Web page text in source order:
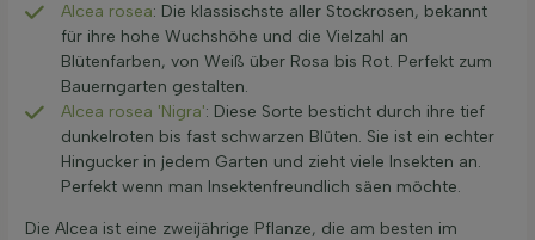
Alcea rosea: Die klassischste aller Stockrosen, bekannt
für ihre hohe Wuchshöhe und die Vielzahl an
Blütenfarben, von Weiß über Rosa bis Rot. Perfekt zum
Bauerngarten gestalten.
Alcea rosea 'Nigra': Diese Sorte besticht durch ihre tief
dunkelroten bis fast schwarzen Blüten. Sie ist ein echter
Hingucker in jedem Garten und zieht viele Insekten an.
Perfekt wenn man Insektenfreundlich säen möchte.
Die Alcea ist eine zweijährige Pflanze, die am besten im